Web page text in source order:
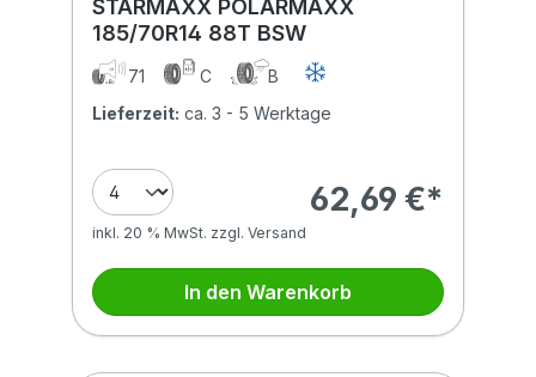
STARMAXX POLARMAXX
185/70R14 88T BSW
71 C
B
Lieferzeit: ca. 3 - 5 Werktage
62,69 €*
inkl. 20 % MwSt. zzgl. Versand
In den Warenkorb